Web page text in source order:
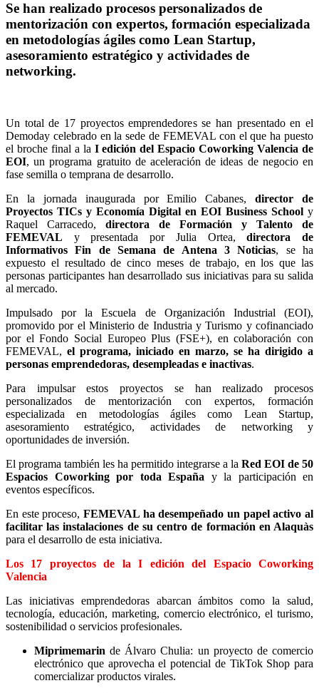
Se han realizado procesos personalizados de
mentorización con expertos, formación especializada
en metodologías ágiles como Lean Startup,
asesoramiento estratégico y actividades de
networking.
Un total de 17 proyectos emprendedores se han presentado en el
Demoday celebrado en la sede de FEMEVAL con el que ha puesto
el broche final a la I edición del Espacio Coworking Valencia de
EOI, un programa gratuito de aceleración de ideas de negocio en
fase semilla o temprana de desarrollo.
En la jornada inaugurada por Emilio Cabanes,director de
Proyectos TICs y Economía Digital en EOI Business School y
Raquel Carracedo, directora de Formación y Talento de
FEMEVAL y presentada por Julia Ortea,directora de
Informativos Fin de Semana de Antena 3 Noticias, se ha
expuesto el resultado de cinco meses de trabajo, en los que las
personas participantes han desarrollado sus iniciativas para su salida
al mercado.
Impulsado por la Escuela de Organización Industrial (EOI),
promovido por el Ministerio de Industria y Turismo y cofinanciado
por el Fondo Social Europeo Plus (FSE+), en colaboración con
FEMEVAL, el programa, iniciado en marzo, se ha dirigido a
personas emprendedoras, desempleadas e inactivas.
Para impulsar estos proyectos se han realizado procesos
personalizados de mentorización con expertos, formación
especializada en metodologías ágiles como Lean Startup,
asesoramiento estratégico, actividades de networking y
oportunidades de inversión.
El programa también les ha permitido integrarse a la Red EOI de 50
Espacios Coworking por toda España y la participación en
eventos específicos.
En este proceso, FEMEVAL ha desempeñado un papel activo al
facilitar las instalaciones de su centro de formación en Alaquàs
para el desarrollo de esta iniciativa.
Los 17 proyectos de la I edición del Espacio Coworking
Valencia
Las iniciativas emprendedoras abarcan ámbitos como la salud,
tecnología, educación, marketing, comercio electrónico, el turismo,
sostenibilidad o servicios profesionales.
Miprimemarin de Álvaro Chulia: un proyecto de comercio
electrónico que aprovecha el potencial de TikTok Shop para
comercializar productos virales.